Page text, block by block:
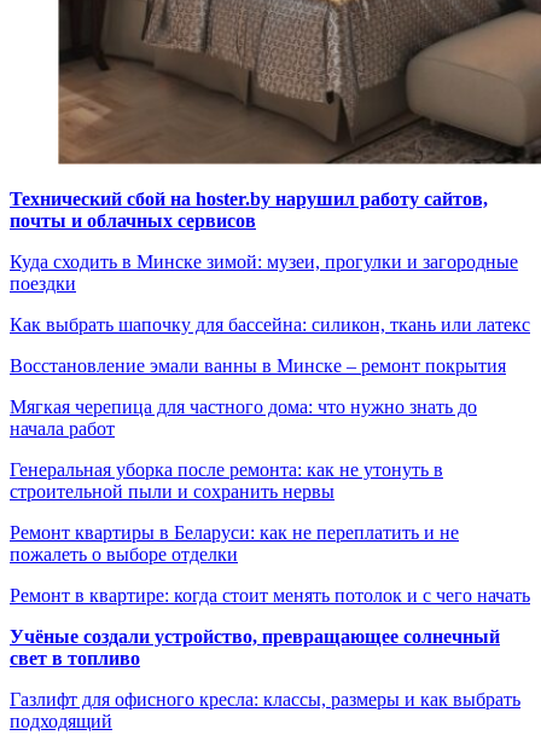
Технический сбой на hoster.by нарушил работу сайтов,
почты и облачных сервисов
Куда сходить в Минске зимой: музеи, прогулки и загородные
поездки
Как выбрать шапочку для бассейна: силикон, ткань или латекс
Восстановление эмали ванны в Минске – ремонт покрытия
Мягкая черепица для частного дома: что нужно знать до
начала работ
Генеральная уборка после ремонта: как не утонуть в
строительной пыли и сохранить нервы
Ремонт квартиры в Беларуси: как не переплатить и не
пожалеть о выборе отделки
Ремонт в квартире: когда стоит менять потолок и с чего начать
Учёные создали устройство, превращающее солнечный
свет в топливо
Газлифт для офисного кресла: классы, размеры и как выбрать
подходящий